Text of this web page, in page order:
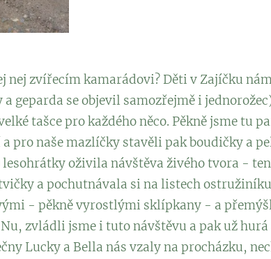
nej zvířecím kamarádovi? Děti v Zajíčku
geparda se objevil samozřejmě i
tašce pro každého něco. Pěkně jsme tu
pro naše mazlíčky stavěli pak boudičky a
oživila návštěva živého tvora -
a pochutnávala si na listech
- pěkně vyrostlými sklípkany - a
zvládli jsme i tuto návštěvu a pak už
Lucky a Bella nás vzaly na procházku,